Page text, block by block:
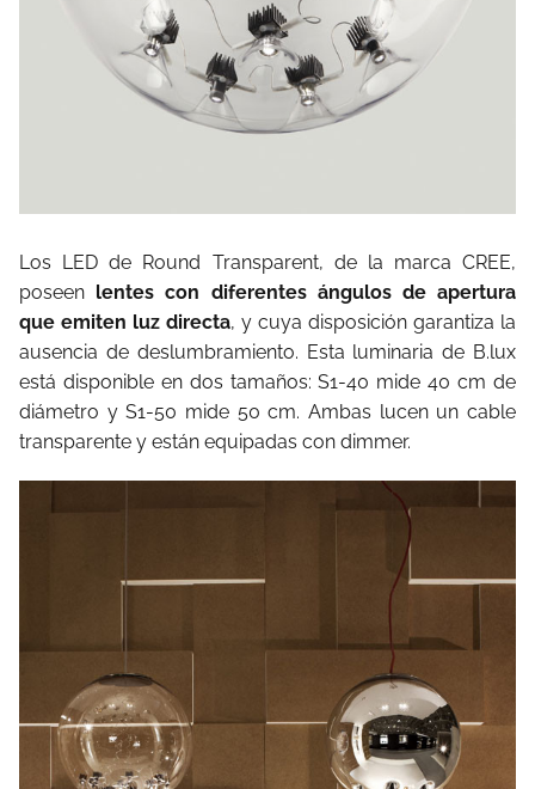
Los LED de Round Transparent, de la marca CREE,
poseen lentes con diferentes ángulos de apertura
que emiten luz directa, y cuya disposición garantiza la
ausencia de deslumbramiento. Esta luminaria de B.lux
está disponible en dos tamaños: S1-40 mide 40 cm de
diámetro y S1-50 mide 50 cm. Ambas lucen un cable
transparente y están equipadas con dimmer.